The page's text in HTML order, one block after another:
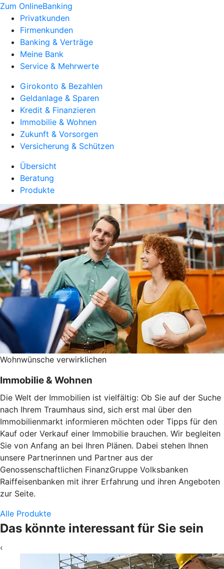
Zum OnlineBanking
Privatkunden
Firmenkunden
Banking & Verträge
Meine Bank
Service & Mehrwerte
Girokonto & Bezahlen
Geldanlage & Sparen
Kredit & Finanzieren
Immobilie & Wohnen
Zukunft & Vorsorgen
Versicherung & Schützen
Übersicht
Beratung
Produkte
Wohnwünsche verwirklichen
Immobilie & Wohnen
Die Welt der Immobilien ist vielfältig: Ob Sie auf der Suche
nach Ihrem Traumhaus sind, sich erst mal über den
Immobilienmarkt informieren möchten oder Tipps für den
Kauf oder Verkauf einer Immobilie brauchen. Wir begleiten
Sie von Anfang an bei Ihren Plänen. Dabei stehen Ihnen
unsere Partnerinnen und Partner aus der
Genossenschaftlichen FinanzGruppe Volksbanken
Raiffeisenbanken mit ihrer Erfahrung und ihren Angeboten
zur Seite.
Alle Produkte
Das könnte interessant für Sie sein
‹